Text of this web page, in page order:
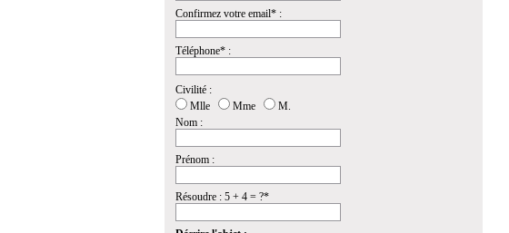
Confirmez votre email* :
Téléphone* :
Civilité :
Mlle
Mme
M.
Nom :
Prénom :
Résoudre : 5 + 4 = ?*